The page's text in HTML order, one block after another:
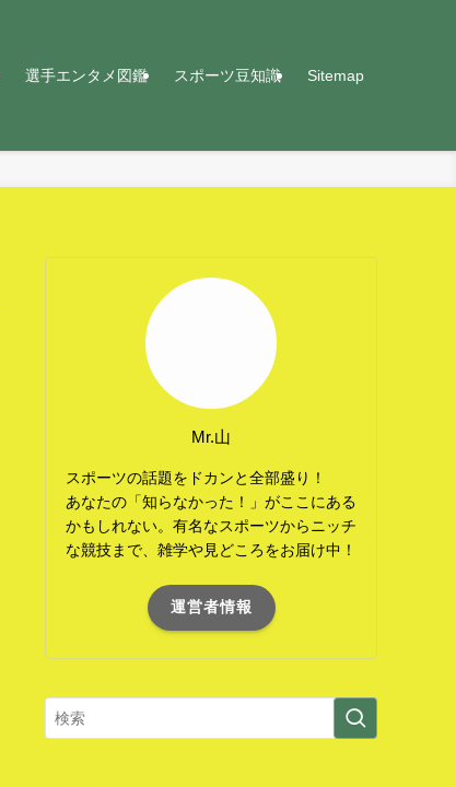
選手エンタメ図鑑 スポーツ豆知識 Sitemap
Mr.山
スポーツの話題をドカンと全部盛り！
あなたの「知らなかった！」がここにある
かもしれない。有名なスポーツからニッチ
な競技まで、雑学や見どころをお届け中！
運営者情報